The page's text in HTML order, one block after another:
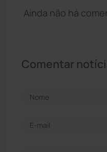
Ainda não há
Comentar